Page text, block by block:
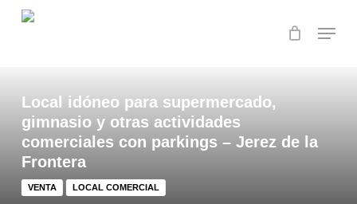
Skip
Menu
Local idóneo para supermercado,
gimnasio y otras actividades
comerciales con parkings – Jerez de la
Frontera
VENTA LOCAL COMERCIAL